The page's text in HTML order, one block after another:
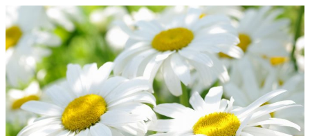
Перейти
к
содержимому